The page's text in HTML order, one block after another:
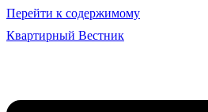
Перейти к содержимому
Квартирный Вестник